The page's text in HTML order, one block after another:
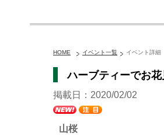
HOME イベント一覧 イベント詳細
ハーブティーでお
掲載日：2020/02/02
山桜